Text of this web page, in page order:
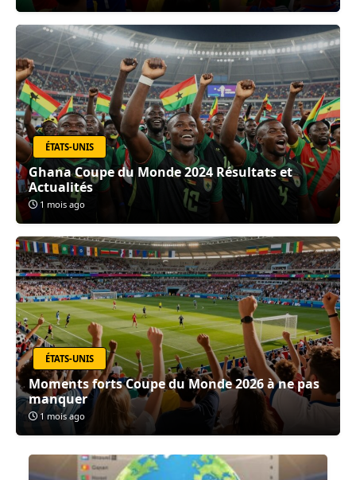
ÉTATS-UNIS
Ghana Coupe du Monde 2024 Résultats et
Actualités
1 mois ago
ÉTATS-UNIS
Moments forts Coupe du Monde 2026 à ne pas
manquer
1 mois ago